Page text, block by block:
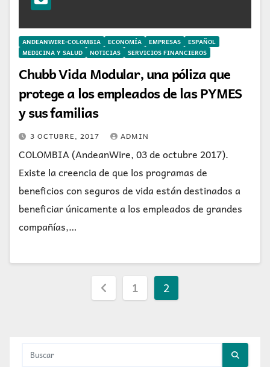
ANDEANWIRE-COLOMBIA ECONOMÍA EMPRESAS
ESPAÑOL
MEDICINA Y SALUD
NOTICIAS SERVICIOS FINANCIEROS
Chubb Vida Modular, una póliza que
protege a los empleados de las PYMES
y sus familias
3 OCTUBRE, 2017 ADMIN
COLOMBIA (AndeanWire, 03 de octubre 2017).
Existe la creencia de que los programas de
beneficios con seguros de vida están destinados a
beneficiar únicamente a los empleados de grandes
compañías,…
Paginación
1 2